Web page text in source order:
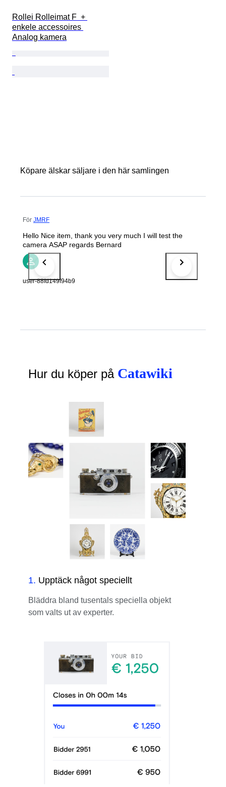
Rollei Rolleimat F  +
enkele accessoires
Analog kamera
Köpare älskar säljare i den här samlingen
För JMRF
Hello Nice item, thank you very much I will test the
camera ASAP regards Bernard
user-88fd149f94b9
Hur du köper på Catawiki
1. Upptäck något speciellt
Bläddra bland tusentals speciella objekt
som valts ut av experter.